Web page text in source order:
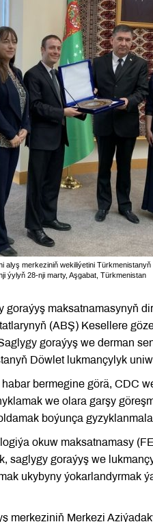
alyş merkeziniň wekiliýetini
ýylyň 28-nji marty, Aşgabat, Türkmenistan
maksatnamasynyň
(ABŞ) Kesellere
goraýyş we derman
Döwlet lukmançylyk
bermegine görä, CDC
we olara garşy
boýunça
okuw maksatnamasy
saglygy goraýyş we
ukybyny ýokarlandyrmak
merkeziniň Merkezi